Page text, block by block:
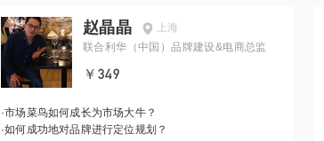
赵晶晶
上海
联合利华（中国）品牌建设&电商总监
￥349
·市场菜鸟如何成长为市场大牛？
·如何成功地对品牌进行定位规划？